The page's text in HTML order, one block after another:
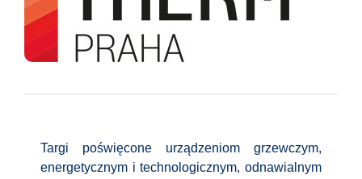
Targi poświęcone urządzeniom grzewczym,
energetycznym i technologicznym, odnawialnym